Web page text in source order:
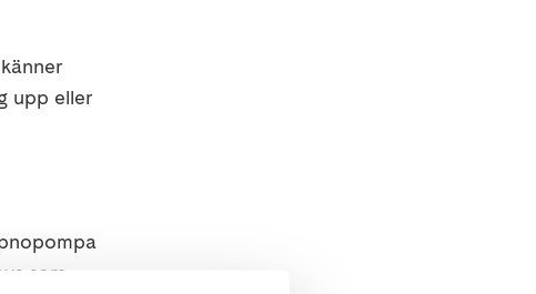
upp eller
som